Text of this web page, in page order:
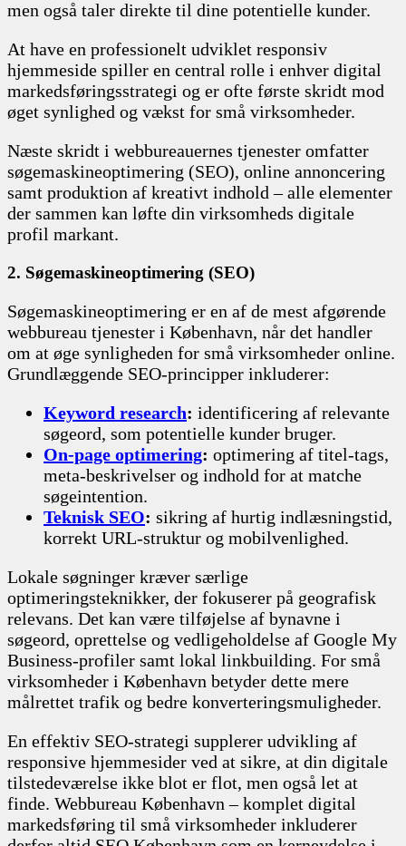
men også taler direkte til dine potentielle kunder.
At have en professionelt udviklet responsiv
hjemmeside spiller en central rolle i enhver digital
markedsføringsstrategi og er ofte første skridt mod
øget synlighed og vækst for små virksomheder.
Næste skridt i webbureauernes tjenester omfatter
søgemaskineoptimering (SEO), online annoncering
samt produktion af kreativt indhold – alle elementer
der sammen kan løfte din virksomheds digitale
profil markant.
2. Søgemaskineoptimering (SEO)
Søgemaskineoptimering er en af de mest afgørende
webbureau tjenester i København, når det handler
om at øge synligheden for små virksomheder online.
Grundlæggende SEO-principper inkluderer:
Keyword research: identificering af relevante
søgeord, som potentielle kunder bruger.
On-page optimering: optimering af titel-tags,
meta-beskrivelser og indhold for at matche
søgeintention.
Teknisk SEO: sikring af hurtig indlæsningstid,
korrekt URL-struktur og mobilvenlighed.
Lokale søgninger kræver særlige
optimeringsteknikker, der fokuserer på geografisk
relevans. Det kan være tilføjelse af bynavne i
søgeord, oprettelse og vedligeholdelse af Google My
Business-profiler samt lokal linkbuilding. For små
virksomheder i København betyder dette mere
målrettet trafik og bedre konverteringsmuligheder.
En effektiv SEO-strategi supplerer udvikling af
responsive hjemmesider ved at sikre, at din digitale
tilstedeværelse ikke blot er flot, men også let at
finde. Webbureau København – komplet digital
markedsføring til små virksomheder inkluderer